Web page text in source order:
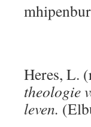
Heres, L.
theologie
leven.